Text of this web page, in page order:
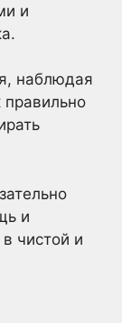
и
наблюдая
и
чистой и